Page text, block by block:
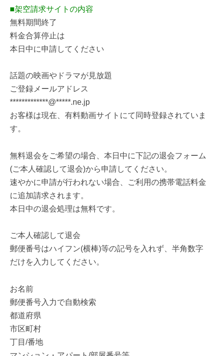
■架空請求サイトの内容
無料期間終了
料金合算停止は
本日中に申請してください
話題の映画やドラマが見放題
ご登録メールアドレス
*************@*****.ne.jp
お客様は現在、有料動画サイトにて同時登録されていま
す。
無料退会をご希望の場合、本日中に下記の退会フォーム
(ご本人確認して退会)から申請してください。
速やかに申請が行われない場合、ご利用の携帯電話料金
に追加請求されます。
本日中の退会処理は無料です。
ご本人確認して退会
郵便番号はハイフン(横棒)等の記号を入れず、半角数字
だけを入力してください。
お名前
郵便番号入力で自動検索
都道府県
市区町村
丁目/番地